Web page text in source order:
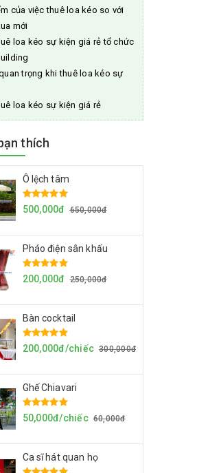
của việc thuê loa kéo so với
mới
loa kéo sự kiện giá rẻ tổ chức
trọng khi thuê loa kéo sự
loa kéo sự kiện giá rẻ
thích
Ô lệch tâm
500,000đ 650,000đ
Pháo điện sân khấu
200,000đ 250,000đ
Bàn cocktail
200,000đ/chiếc 300,000đ
Ghế Chiavari
50,000đ/chiếc 60,000đ
Ca sĩ hát quan họ